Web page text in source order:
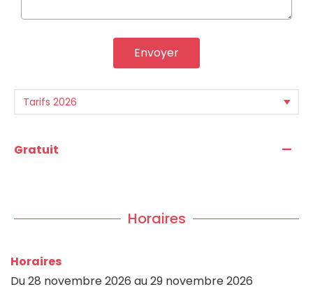
Envoyer
Gratuit —
Horaires
Horaires
Du28 novembre 2026 au29 novembre 2026